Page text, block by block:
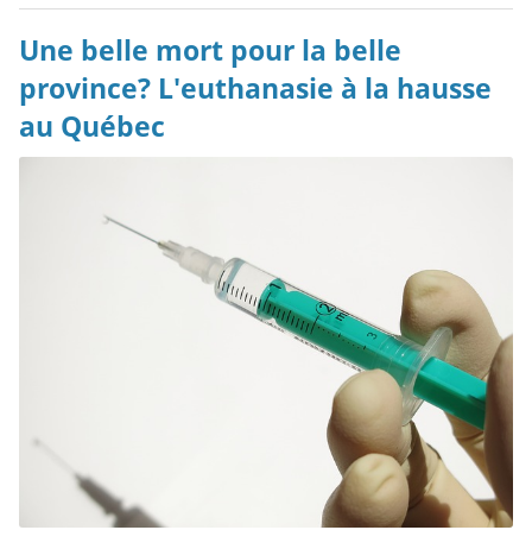
Une belle mort pour la belle
province? L'euthanasie à la hausse
au Québec